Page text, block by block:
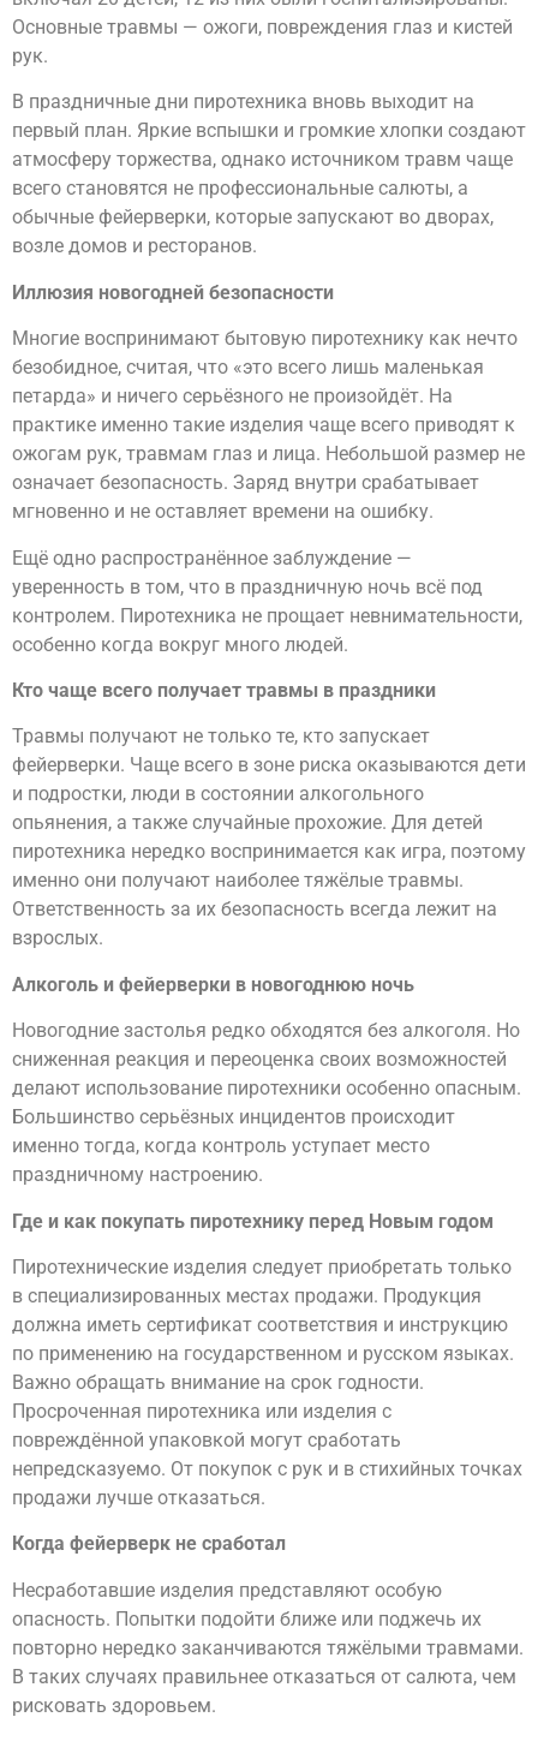
Основные травмы — ожоги, повреждения глаз и кистей
рук.
В праздничные дни пиротехника вновь выходит на
первый план. Яркие вспышки и громкие хлопки создают
атмосферу торжества, однако источником травм чаще
всего становятся не профессиональные салюты, а
обычные фейерверки, которые запускают во дворах,
возле домов и ресторанов.
Иллюзия новогодней безопасности
Многие воспринимают бытовую пиротехнику как нечто
безобидное, считая, что «это всего лишь маленькая
петарда» и ничего серьёзного не произойдёт. На
практике именно такие изделия чаще всего приводят к
ожогам рук, травмам глаз и лица. Небольшой размер не
означает безопасность. Заряд внутри срабатывает
мгновенно и не оставляет времени на ошибку.
Ещё одно распространённое заблуждение —
уверенность в том, что в праздничную ночь всё под
контролем. Пиротехника не прощает невнимательности,
особенно когда вокруг много людей.
Кто чаще всего получает травмы в праздники
Травмы получают не только те, кто запускает
фейерверки. Чаще всего в зоне риска оказываются дети
и подростки, люди в состоянии алкогольного
опьянения, а также случайные прохожие. Для детей
пиротехника нередко воспринимается как игра, поэтому
именно они получают наиболее тяжёлые травмы.
Ответственность за их безопасность всегда лежит на
взрослых.
Алкоголь и фейерверки в новогоднюю ночь
Новогодние застолья редко обходятся без алкоголя. Но
сниженная реакция и переоценка своих возможностей
делают использование пиротехники особенно опасным.
Большинство серьёзных инцидентов происходит
именно тогда, когда контроль уступает место
праздничному настроению.
Где и как покупать пиротехнику перед Новым годом
Пиротехнические изделия следует приобретать только
в специализированных местах продажи. Продукция
должна иметь сертификат соответствия и инструкцию
по применению на государственном и русском языках.
Важно обращать внимание на срок годности.
Просроченная пиротехника или изделия с
повреждённой упаковкой могут сработать
непредсказуемо. От покупок с рук и в стихийных точках
продажи лучше отказаться.
Когда фейерверк не сработал
Несработавшие изделия представляют особую
опасность. Попытки подойти ближе или поджечь их
повторно нередко заканчиваются тяжёлыми травмами.
В таких случаях правильнее отказаться от салюта, чем
рисковать здоровьем.